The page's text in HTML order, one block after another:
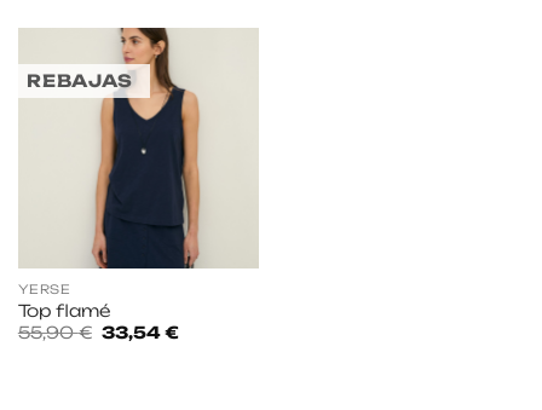
79,00 €.55,30 €.
REBAJAS
YERSE
Top flamé
55,90€ El
precio
33,54€El